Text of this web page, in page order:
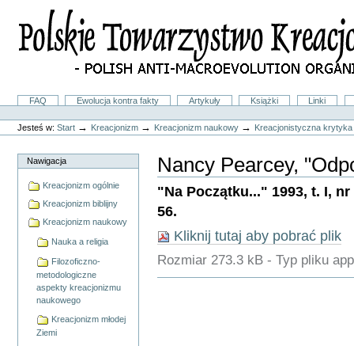
skróty
nawigacji
FAQ Ewolucja kontra fakty Artykuły Książki
Linki
Narzędzia
osobiste
Jesteś w: Start → Kreacjonizm → Kreacjonizm naukowy → Kreacjonistyczna krytyka
Nawigacja
Kreacjonizm ogólnie
Kreacjonizm biblijny
Kreacjonizm naukowy
Nauka a religia
Filozoficzno-
metodologiczne
aspekty kreacjonizmu
naukowego
Kreacjonizm młodej
Ziemi
Nancy Pearcey,
"Na Początku..." 1993, t. I,
56.
Kliknij tutaj aby pobrać plik
Rozmiar 273.3 kB -Typ pliku